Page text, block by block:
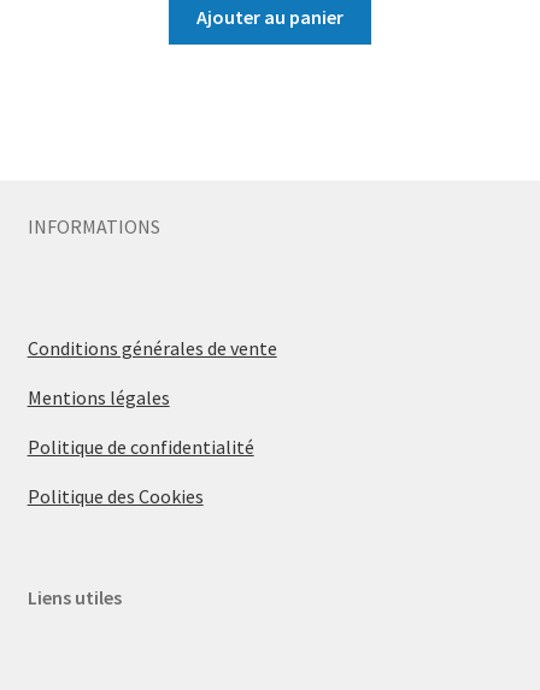
Ajouter au panier
INFORMATIONS
Conditions générales de vente
Mentions légales
Politique de confidentialité
Politique des Cookies
Liens utiles